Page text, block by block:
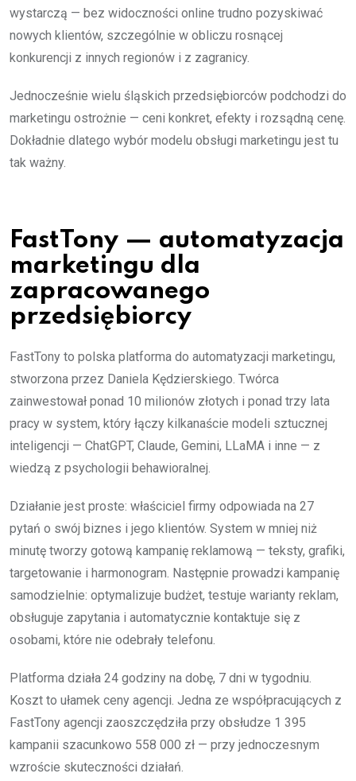
wystarczą — bez widoczności online trudno pozyskiwać
nowych klientów, szczególnie w obliczu rosnącej
konkurencji z innych regionów i z zagranicy.
Jednocześnie wielu śląskich przedsiębiorców podchodzi do
marketingu ostrożnie — ceni konkret, efekty i rozsądną cenę.
Dokładnie dlatego wybór modelu obsługi marketingu jest tu
tak ważny.
FastTony — automatyzacja
marketingu dla
zapracowanego
przedsiębiorcy
FastTony to polska platforma do automatyzacji marketingu,
stworzona przez Daniela Kędzierskiego. Twórca
zainwestował ponad 10 milionów złotych i ponad trzy lata
pracy w system, który łączy kilkanaście modeli sztucznej
inteligencji — ChatGPT, Claude, Gemini, LLaMA i inne — z
wiedzą z psychologii behawioralnej.
Działanie jest proste: właściciel firmy odpowiada na 27
pytań o swój biznes i jego klientów. System w mniej niż
minutę tworzy gotową kampanię reklamową — teksty, grafiki,
targetowanie i harmonogram. Następnie prowadzi kampanię
samodzielnie: optymalizuje budżet, testuje warianty reklam,
obsługuje zapytania i automatycznie kontaktuje się z
osobami, które nie odebrały telefonu.
Platforma działa 24 godziny na dobę, 7 dni w tygodniu.
Koszt to ułamek ceny agencji. Jedna ze współpracujących z
FastTony agencji zaoszczędziła przy obsłudze 1 395
kampanii szacunkowo 558 000 zł — przy jednoczesnym
wzroście skuteczności działań.